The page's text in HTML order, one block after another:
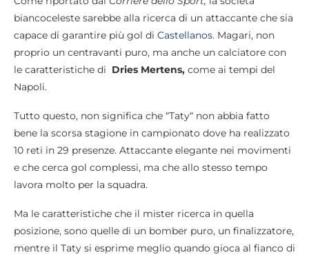
biancoceleste sarebbe alla ricerca di un attaccante che sia
capace di garantire più gol di Castellanos. Magari, non
proprio un centravanti puro, ma anche un calciatore con
le caratteristiche di Dries Mertens, come ai tempi del
Napoli.
Tutto questo, non significa che “Taty“ non abbia fatto
bene la scorsa stagione in campionato dove ha realizzato
10 reti in 29 presenze. Attaccante elegante nei movimenti
e che cerca gol complessi, ma che allo stesso tempo
lavora molto per la squadra.
Ma le caratteristiche che il mister ricerca in quella
posizione, sono quelle di un bomber puro, un finalizzatore,
mentre il Taty si esprime meglio quando gioca al fianco di